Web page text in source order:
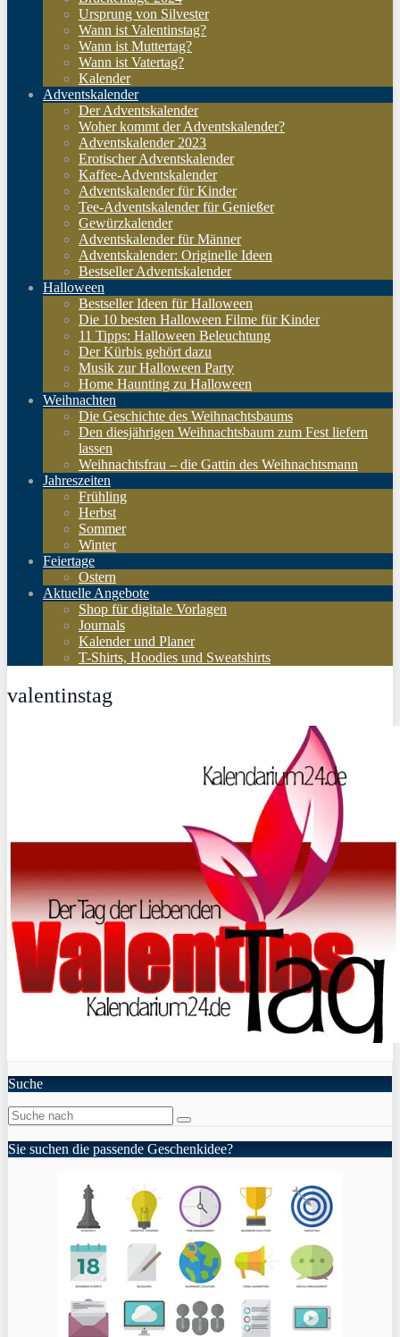
Ursprung von Silvester
Wann ist Valentinstag?
Wann ist Muttertag?
Wann ist Vatertag?
Kalender
Adventskalender
Der Adventskalender
Woher kommt der Adventskalender?
Adventskalender 2023
Erotischer Adventskalender
Kaffee-Adventskalender
Adventskalender für Kinder
Tee-Adventskalender für Genießer
Gewürzkalender
Adventskalender für Männer
Adventskalender: Originelle Ideen
Bestseller Adventskalender
Halloween
Bestseller Ideen für Halloween
Die 10 besten Halloween Filme für Kinder
11 Tipps: Halloween Beleuchtung
Der Kürbis gehört dazu
Musik zur Halloween Party
Home Haunting zu Halloween
Weihnachten
Die Geschichte des Weihnachtsbaums
Den diesjährigen Weihnachtsbaum zum Fest liefern
lassen
Weihnachtsfrau – die Gattin des Weihnachtsmann
Jahreszeiten
Frühling
Herbst
Sommer
Winter
Feiertage
Ostern
Aktuelle Angebote
Shop für digitale Vorlagen
Journals
Kalender und Planer
T-Shirts, Hoodies und Sweatshirts
valentinstag
Suche
Sie suchen die passende Geschenkidee?